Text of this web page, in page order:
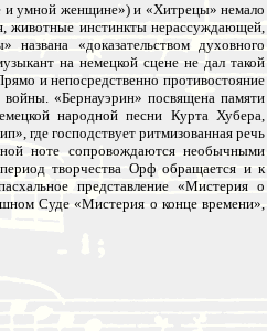
умной женщине») и «Хитрецы» немало
животные инстинкты нерассуждающей,
«доказательством духовного
на немецкой сцене не дал такой
и непосредственно противостояние
«Бернауэрин» посвящена памяти
народной песни Курта Хубера,
где господствует ритмизованная речь
ноте сопровождаются необычными
творчества Орф обращается и к
представление «Мистерия о
Суде «Мистерия о конце времени»,